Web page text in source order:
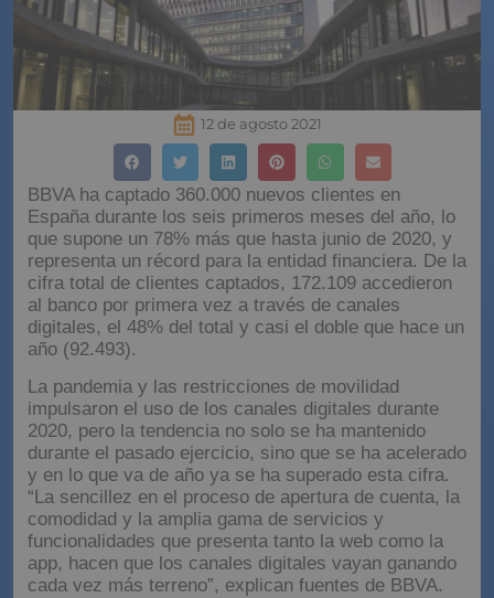
12 de agosto 2021
BBVA ha captado 360.000 nuevos clientes en
España durante los seis primeros meses del año, lo
que supone un 78% más que hasta junio de 2020, y
representa un récord para la entidad financiera. De la
cifra total de clientes captados, 172.109 accedieron
al banco por primera vez a través de canales
digitales, el 48% del total y casi el doble que hace un
año (92.493).
La pandemia y las restricciones de movilidad
impulsaron el uso de los canales digitales durante
2020, pero la tendencia no solo se ha mantenido
durante el pasado ejercicio, sino que se ha acelerado
y en lo que va de año ya se ha superado esta cifra.
“La sencillez en el proceso de apertura de cuenta, la
comodidad y la amplia gama de servicios y
funcionalidades que presenta tanto la web como la
app, hacen que los canales digitales vayan ganando
cada vez más terreno”, explican fuentes de BBVA.